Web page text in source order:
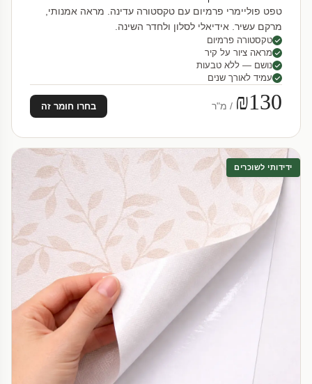
טפט פוליימרי פרמיום עם טקסטורה עדינה. מראה אמנותי,
מרקם עשיר. אידיאלי לסלון ולחדר השינה.
טקסטורה פרמיום
מראה ציור על קיר
נושם — ללא טבעות
עמיד לאורך שנים
₪130 / מ"ר בחרו חומר זה
ידידותי לשוכרים